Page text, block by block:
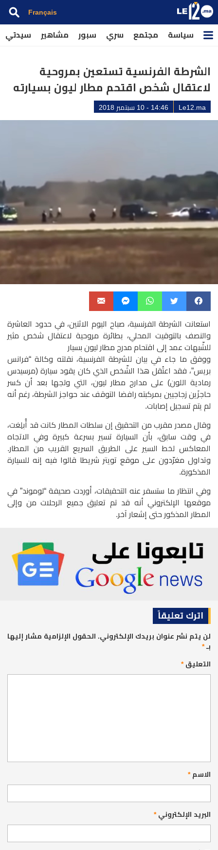
Français
سياسة مجتمع سري سبور مشاهير سيدتي
الشرطة الفرنسية تستعين بمروحية
لاعتقال شخص اقتحم مطار ليون بسيارته
Le12.ma 14:46 - 10 سبتمبر 2018
استعانت الشرطة الفرنسية، صباح اليوم الاثنين، في حدود العاشرة
والنصف بالتوقيت المحلي، بطائرة مروحية لاعتقال شخص مثير
للشّبهات عمد إلى اقتحام مدرج مطار ليون بسيار
ووفق ما جاء في بيان للشرطة الفرنسية، نقلته وكالة “فرانس
بريس”، فقد اعتُقل هذا الشّخص الذي كان يقود سيارة (مرسيدس
رمادية اللون) على مدارج مطار ليون، التي ولجها بعد أن كسر
حاجزَين زجاجيين بمركبته رافضا التوقف عند حواجز الشرطة، رغم أنه
لم يتم تسجيل إصابات.
وقال مصدر مقرب من التحقيق إن سلطات المطار كانت قد أُبلِغت،
في وقت سابق، بأن السيارة تسير بسرعة كبيرة وفي الاتجاه
المعاكس لخط السير على الطريق السريع القريب من المطار.
وتداول مغرّدون على موقع تويتر شريطا قالوا فيه إنه للسيارة
المذكورة.​
وفي انتظار ما ستسفر عنه التحقيقات، أوردت صحيفة “لوموند” في
موقعها الإلكتروني أنه قد تم تعليق جميع الرحلات من وإلى
المطار المذكور حتى إشعار آخر.
اترك تعليقاً
لن يتم نشر عنوان بريدك الإلكتروني. الحقول الإلزامية مشار إليها
بـ*
التعليق*
الاسم*
البريد الإلكتروني*